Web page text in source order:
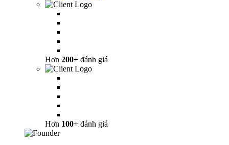
Hơn 200+ đánh giá
Hơn 100+ đánh giá